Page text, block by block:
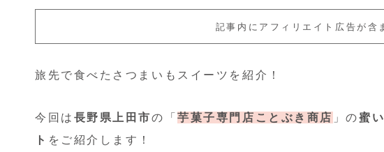
記事内にアフィリエイト広告が含
旅先で食べたさつまいもスイーツを紹介！
今回は 長野県上田市の「芋菓子専門店ことぶき商店 」の蜜
ト をご紹介します！